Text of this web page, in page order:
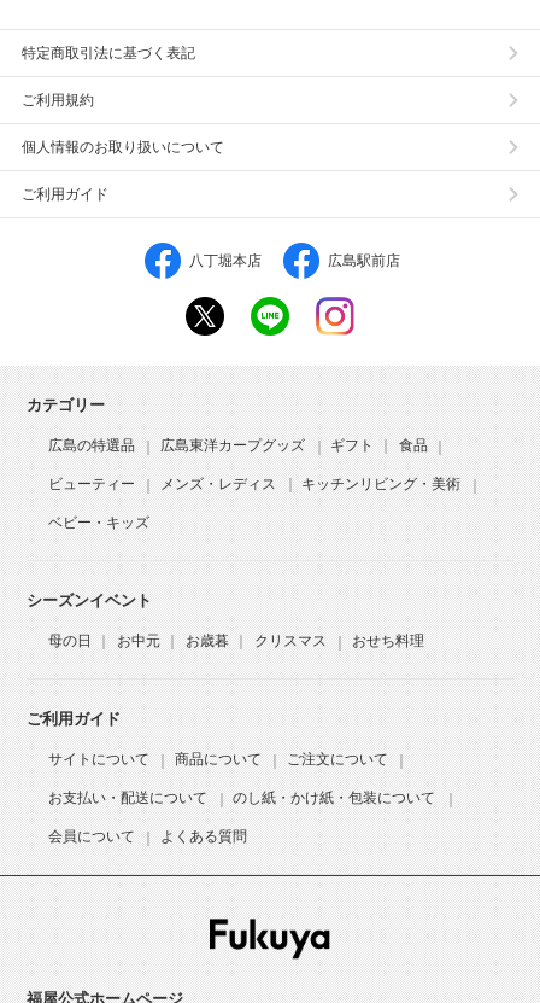
特定商取引法に基づく表記
ご利用規約
個人情報のお取り扱いについて
ご利用ガイド
八丁堀本店 広島駅前店
カテゴリー
広島の特選品 広島東洋カープグッズ ギフト 食品
ビューティー メンズ・レディス キッチンリビング・美術
ベビー・キッズ
シーズンイベント
母の日 お中元 お歳暮 クリスマス おせち料理
ご利用ガイド
サイトについて 商品について ご注文について
お支払い・配送について のし紙・かけ紙・包装について
会員について よくある質問
福屋公式ホームページ